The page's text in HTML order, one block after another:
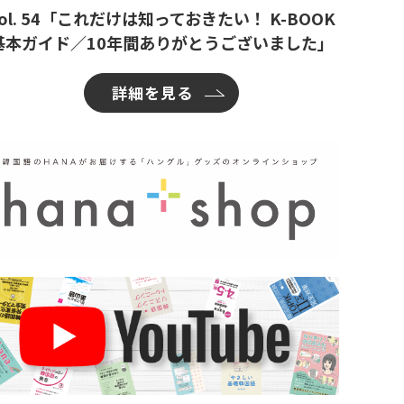
54「これだけは知っておきたい！ K-BOOK
本ガイド／10年間ありがとうございました」
詳細を見る